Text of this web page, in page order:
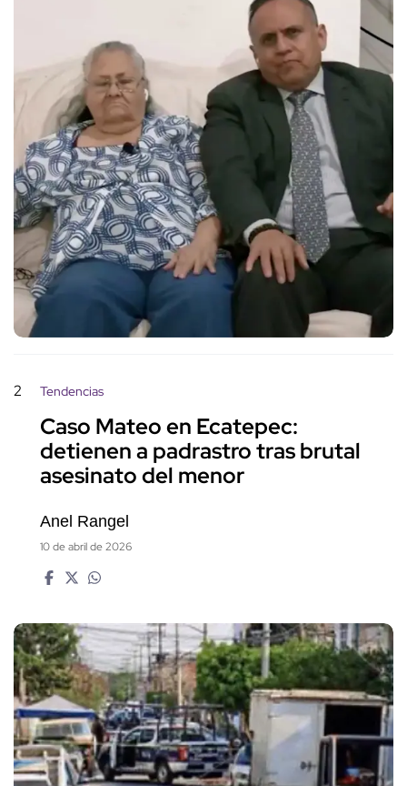
2 Tendencias
Caso Mateo en Ecatepec:
detienen a padrastro tras brutal
asesinato del menor
Anel Rangel
10 de abril de 2026